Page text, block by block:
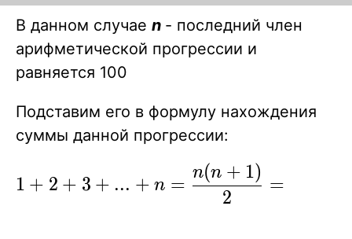
В данном случае n - последний член
арифметической прогрессии и
равняется 100
Подставим его в формулу нахождения
суммы данной прогрессии:
\displaystyle{
1+2+3+...+n=
1 + 2 + 3 + ... + n =
2
n(n + 1)
=